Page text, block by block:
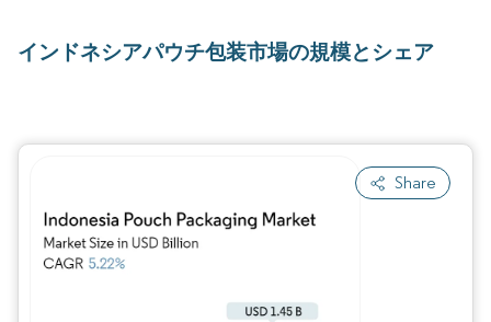
インドネシアパウチ包装市場の規模とシェア
Share